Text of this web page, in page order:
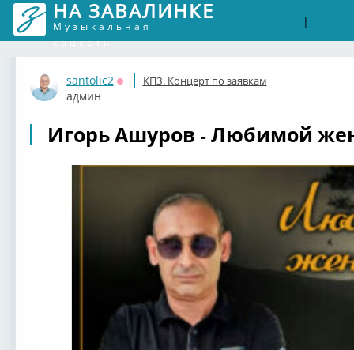
НА ЗАВАЛИНКЕ
Музыкальная
соцсеть
|
santolic2
Оффлайн
админ
КПЗ. Концерт по заявкам
Игорь Ашуров - Любимой